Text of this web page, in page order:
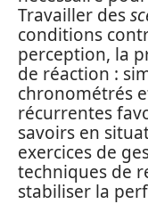
Travailler des
conditions
perception, la
de réaction :
chronométrés
récurrentes
savoirs en
exercices de
techniques de
stabiliser la